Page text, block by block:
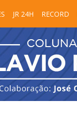
JR 24H RECORD